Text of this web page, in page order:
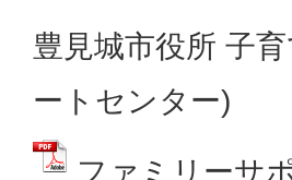
豊見城市役所 子
ートセンター)
ファミリーサ